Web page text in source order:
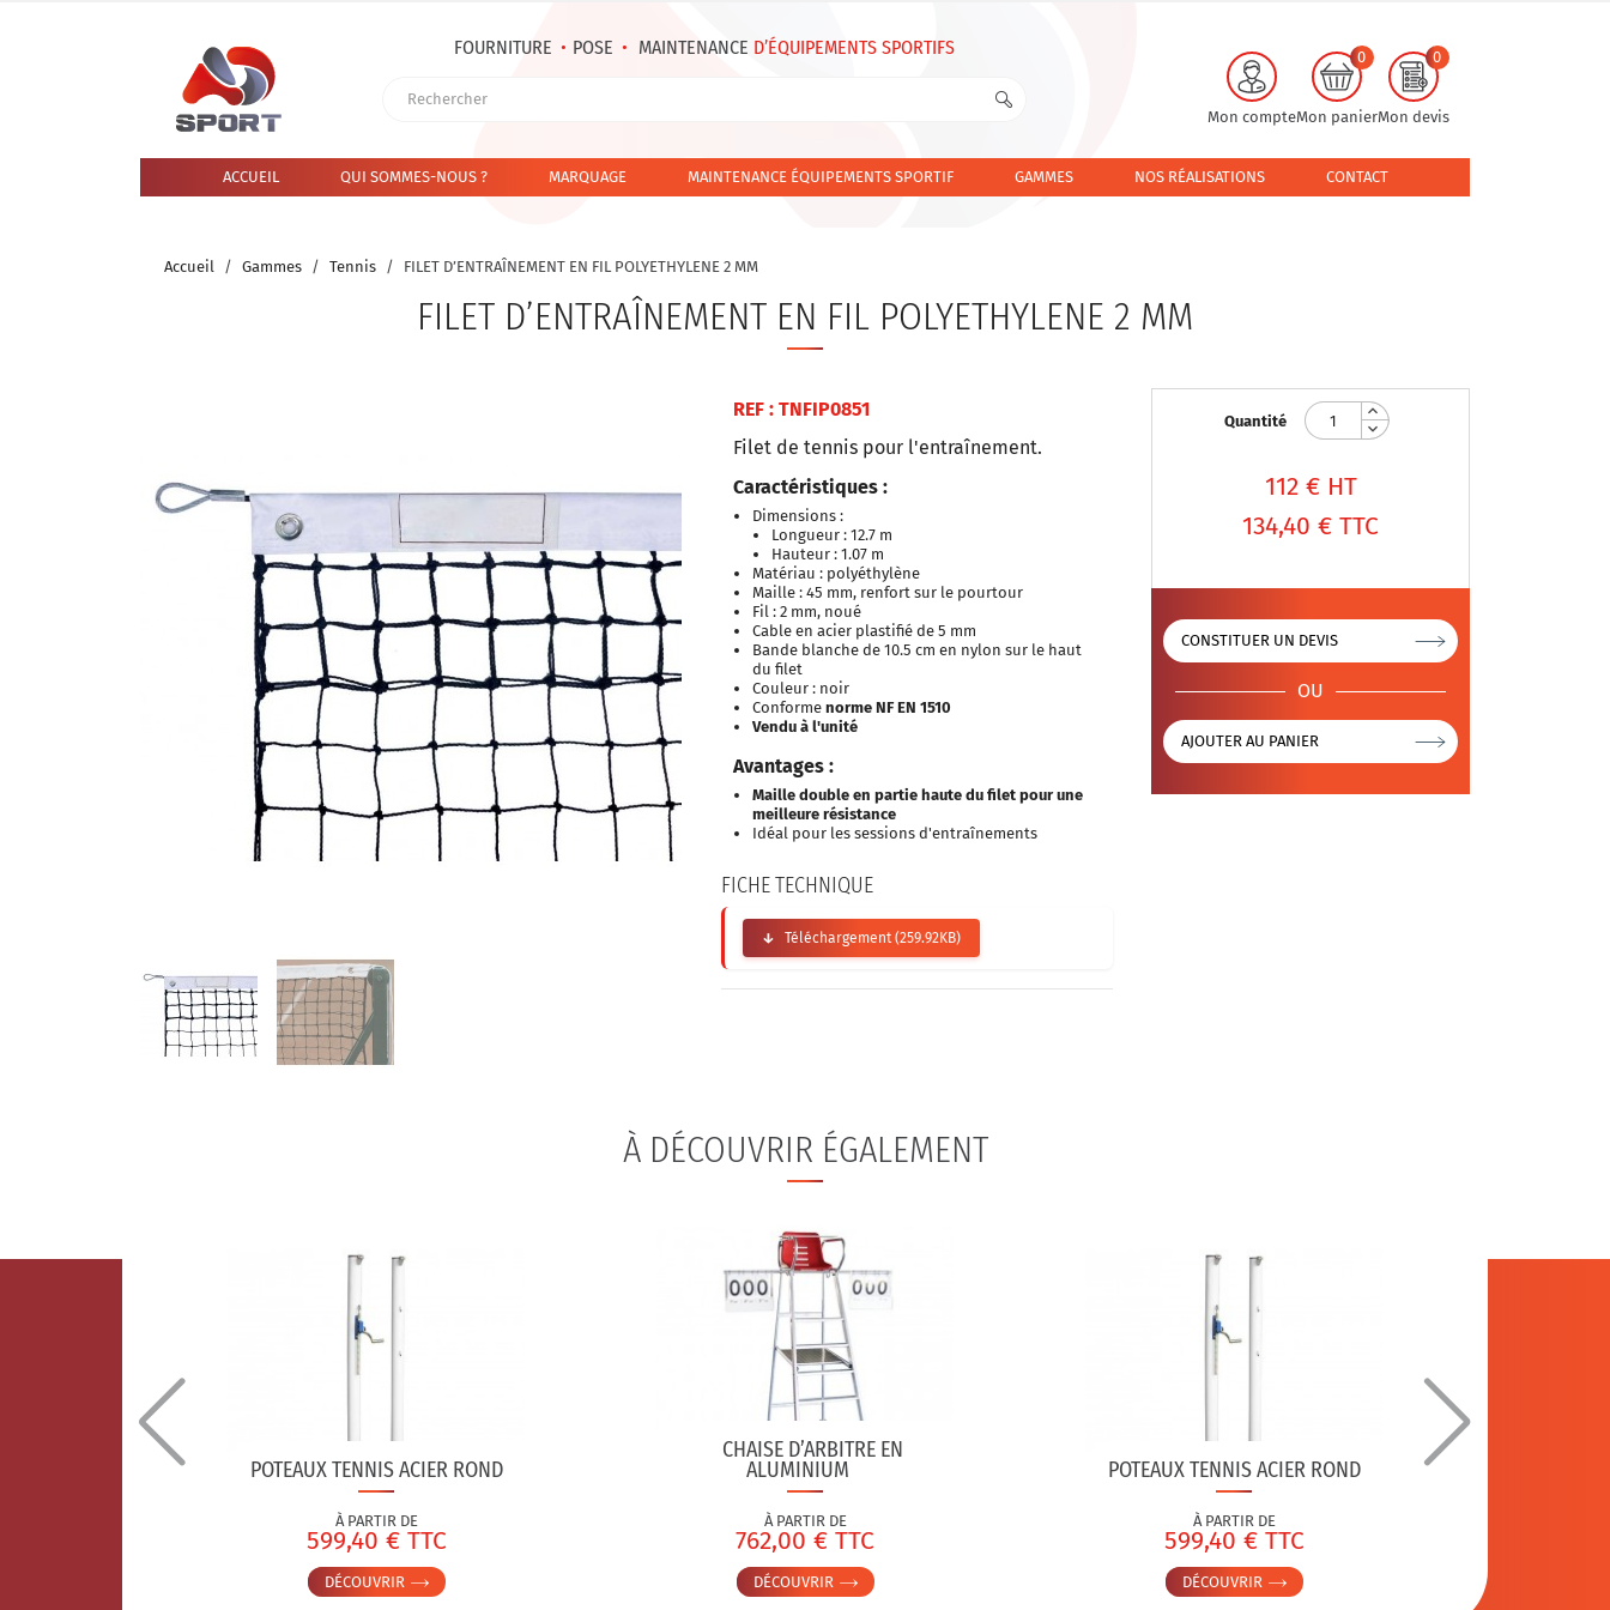
FOURNITURE • POSE • MAINTENANCE D’ÉQUIPEMENTS SPORTIFS
Mon compteMon panier
0
Mon devis
0
ACCUEIL QUI SOMMES-NOUS ? MARQUAGE MAINTENANCE ÉQUIPEMENTS SPORTIF GAMMES NOS RÉALISATIONS CONTACT
Accueil Gammes Tennis FILET D’ENTRAÎNEMENT EN FIL POLYETHYLENE 2 MM
FILET D’ENTRAÎNEMENT EN FIL POLYETHYLENE 2 MM
REF :TNFIP0851
Filet de tennis pour l'entraînement.
Caractéristiques :
Dimensions :
Longueur : 12.7 m
Hauteur : 1.07 m
Matériau : polyéthylène
Maille : 45 mm, renfort sur le pourtour
Fil : 2 mm, noué
Cable en acier plastifié de 5 mm
Bande blanche de 10.5 cm en nylon sur le haut
du filet
Couleur : noir
Conforme norme NF EN 1510
Vendu à l'unité
Avantages :
Maille double en partie haute du filet pour une
meilleure résistance
Idéal pour les sessions d'entraînements
FICHE TECHNIQUE
Téléchargement (259.92KB)
Quantité
112 € HT
134,40 € TTC
CONSTITUER UN DEVIS
OU
AJOUTER AU PANIER
À DÉCOUVRIR ÉGALEMENT
POTEAUX TENNIS ACIER ROND
À PARTIR DE
599,40 € TTC
DÉCOUVRIR
CHAISE D’ARBITRE EN
ALUMINIUM
À PARTIR DE
762,00 € TTC
DÉCOUVRIR
POTEAUX TENNIS ACIER ROND
À PARTIR DE
599,40 € TTC
DÉCOUVRIR